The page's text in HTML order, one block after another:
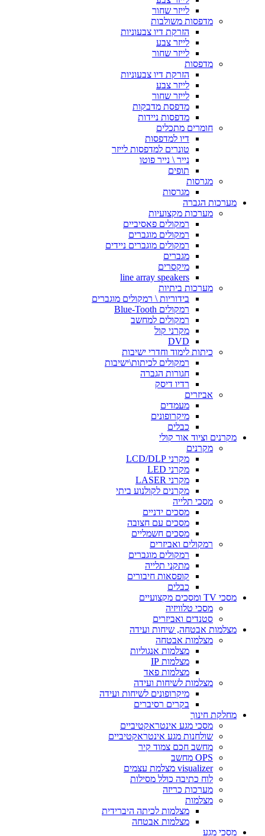
לייזר שחור
מדפסות משולבות
הזרקת דיו צבעוניות
לייזר צבע
לייזר שחור
מדפסות
הזרקת דיו צבעוניות
לייזר צבע
לייזר שחור
מדפסת מדבקות
מדפסות ניידות
חומרים מתכלים
דיו למדפסות
טונרים למדפסות לייזר
נייר \ נייר פוטו
תופים
מגרסות
מגרסות
מערכות הגברה
מערכות מקצועיות
רמקולים פאסיביים
רמקולים מוגברים
רמקולים מוגברים ניידים
מגברים
מיקסרים
line array speakers
מערכות ביתיות
בידוריות \ רמקולים מוגברים
רמקולים Blue-Tooth
רמקולים למחשב
מקרני קול
DVD
כיתות לימוד וחדרי ישיבות
רמקולים לכיתות\ישיבות
חגורות הגברה
רדיו דיסק
אביזרים
מעמדים
מיקרופונים
כבלים
מקרנים וציוד אור קולי
מקרנים
מקרני LCD/DLP
מקרני LED
מקרני LASER
מקרנים לקולנוע ביתי
מסכי תלייה
מסכים ידניים
מסכים עם חצובה
מסכים חשמליים
רמקולים ואביזרים
רמקולים מוגברים
מתקני תלייה
קופסאות חיבורים
כבלים
מסכי TV ומסכים מקצועיים
מסכי טלוויזיה
סטנדים ואביזרים
מצלמות אבטחה, שיחות ועידה
מצלמות אבטחה
מצלמות אנגוליות
מצלמות IP
מצלמות פאד
מצלמות לשיחות ועידה
מיקרופונים לשיחות ועידה
בקרים רסיברים
מחלקת חינוך
מסכי מגע אינטראקטיביים
שולחנות מגע אינטראקטיביים
מחשב חכם צמוד קיר
OPS מחשב
visualizer מצלמת עצמים
לוח כתיבה כולל מסילות
מערכות כריזה
מצלמות
מצלמות לכיתה היברידית
מצלמות אבטחה
מסכי מגע